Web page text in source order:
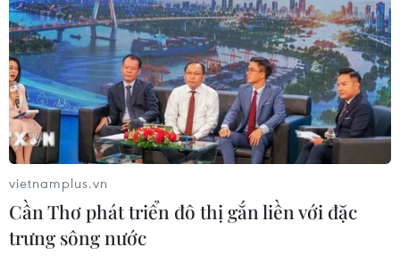
đúp, tuyển Việt Nam vào bán kết
ASEAN Cup với ngôi đầu bảng
07/08/2026 15:49
Xem trực tiếp Việt Nam-Campuchia
tại ASEAN Cup 2026 trên kênh nào?
Nhận định Singapore vs
vietnamplus.vn
Cần Thơ phát triển đô thị gắn liền với đặc
trưng sông nước